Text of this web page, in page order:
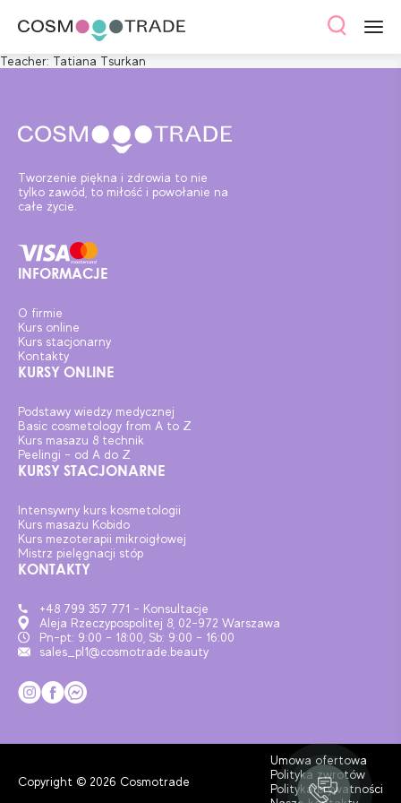
Teacher: Tatiana Tsurkan
Tworzenie piękna i zdrowia to nie
tylko zawód, to miłość i powołanie na
całe życie.
INFORMACJE
O firmie
Kurs online
Kurs stacjonarny
Kontakty
KURSY ONLINE
Podstawy wiedzy medycznej
Basic cosmetology from A to Z
Kurs masazu 8 technik
Peelingi – od A do Z
KURSY STACJONARNE
Intensywny kurs kosmetologii
Kurs masażu Kobido
Kurs mezoterapii mikroigłowej
Mistrz pielęgnacji stóp
KONTAKTY
+48 799 357 771 - Konsultacje
Aleja Rzeczypospolitej 8, 02-972 Warszawa
Pn-pt: 9:00 - 18:00, Sb: 9:00 - 16:00
sales_pl1@cosmotrade.beauty
Copyright © 2026 Cosmotrade
Umowa ofertowa
Polityka zwrotów
Polityka prywatności